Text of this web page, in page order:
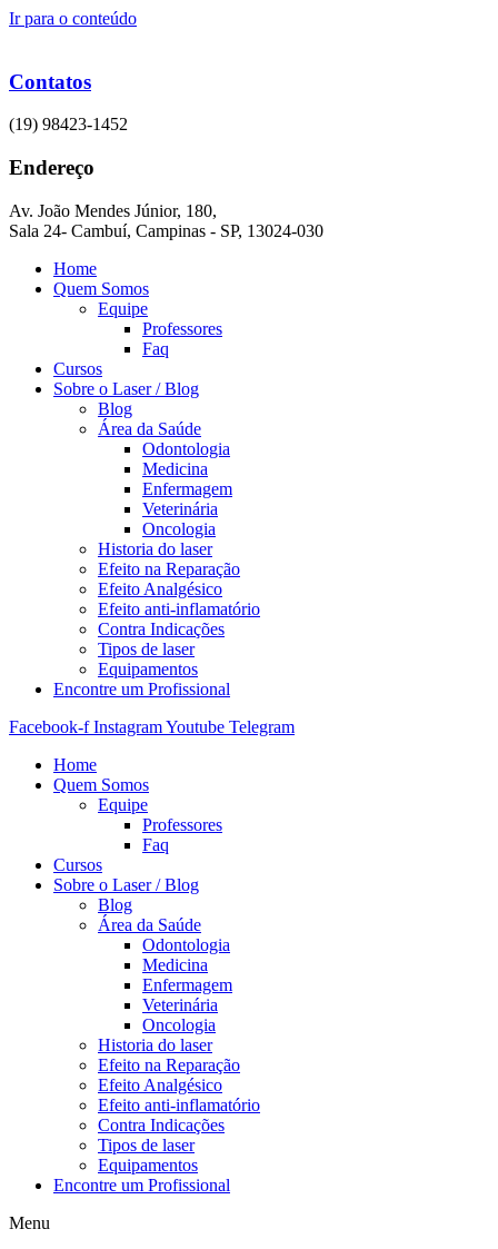
Ir para o conteúdo
Contatos
(19) 98423-1452
Endereço
Av. João Mendes Júnior, 180,
Sala 24- Cambuí, Campinas - SP, 13024-030
Home
Quem Somos
Equipe
Professores
Faq
Cursos
Sobre o Laser / Blog
Blog
Área da Saúde
Odontologia
Medicina
Enfermagem
Veterinária
Oncologia
Historia do laser
Efeito na Reparação
Efeito Analgésico
Efeito anti-inflamatório
Contra Indicações
Tipos de laser
Equipamentos
Encontre um Profissional
Facebook-f InstagramYoutube Telegram
Home
Quem Somos
Equipe
Professores
Faq
Cursos
Sobre o Laser / Blog
Blog
Área da Saúde
Odontologia
Medicina
Enfermagem
Veterinária
Oncologia
Historia do laser
Efeito na Reparação
Efeito Analgésico
Efeito anti-inflamatório
Contra Indicações
Tipos de laser
Equipamentos
Encontre um Profissional
Menu